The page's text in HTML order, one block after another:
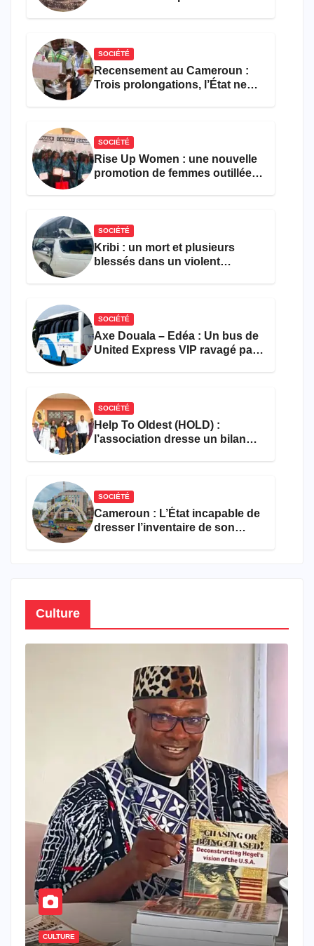
SOCIÉTÉ
Recensement au Cameroun :
Trois prolongations, l’État ne
SOCIÉTÉ
Rise Up Women : une nouvelle
promotion de femmes outillées
SOCIÉTÉ
Kribi : un mort et plusieurs
blessés dans un violent
SOCIÉTÉ
Axe Douala – Edéa : Un bus de
United Express VIP ravagé par
SOCIÉTÉ
Help To Oldest (HOLD) :
l’association dresse un bilan
SOCIÉTÉ
Cameroun : L’État incapable de
dresser l’inventaire de son
Culture
CULTURE